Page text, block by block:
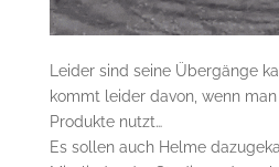
Leider sind seine Übergänge
kommt leider davon, wenn
Produkte nutzt…
Es sollen auch Helme